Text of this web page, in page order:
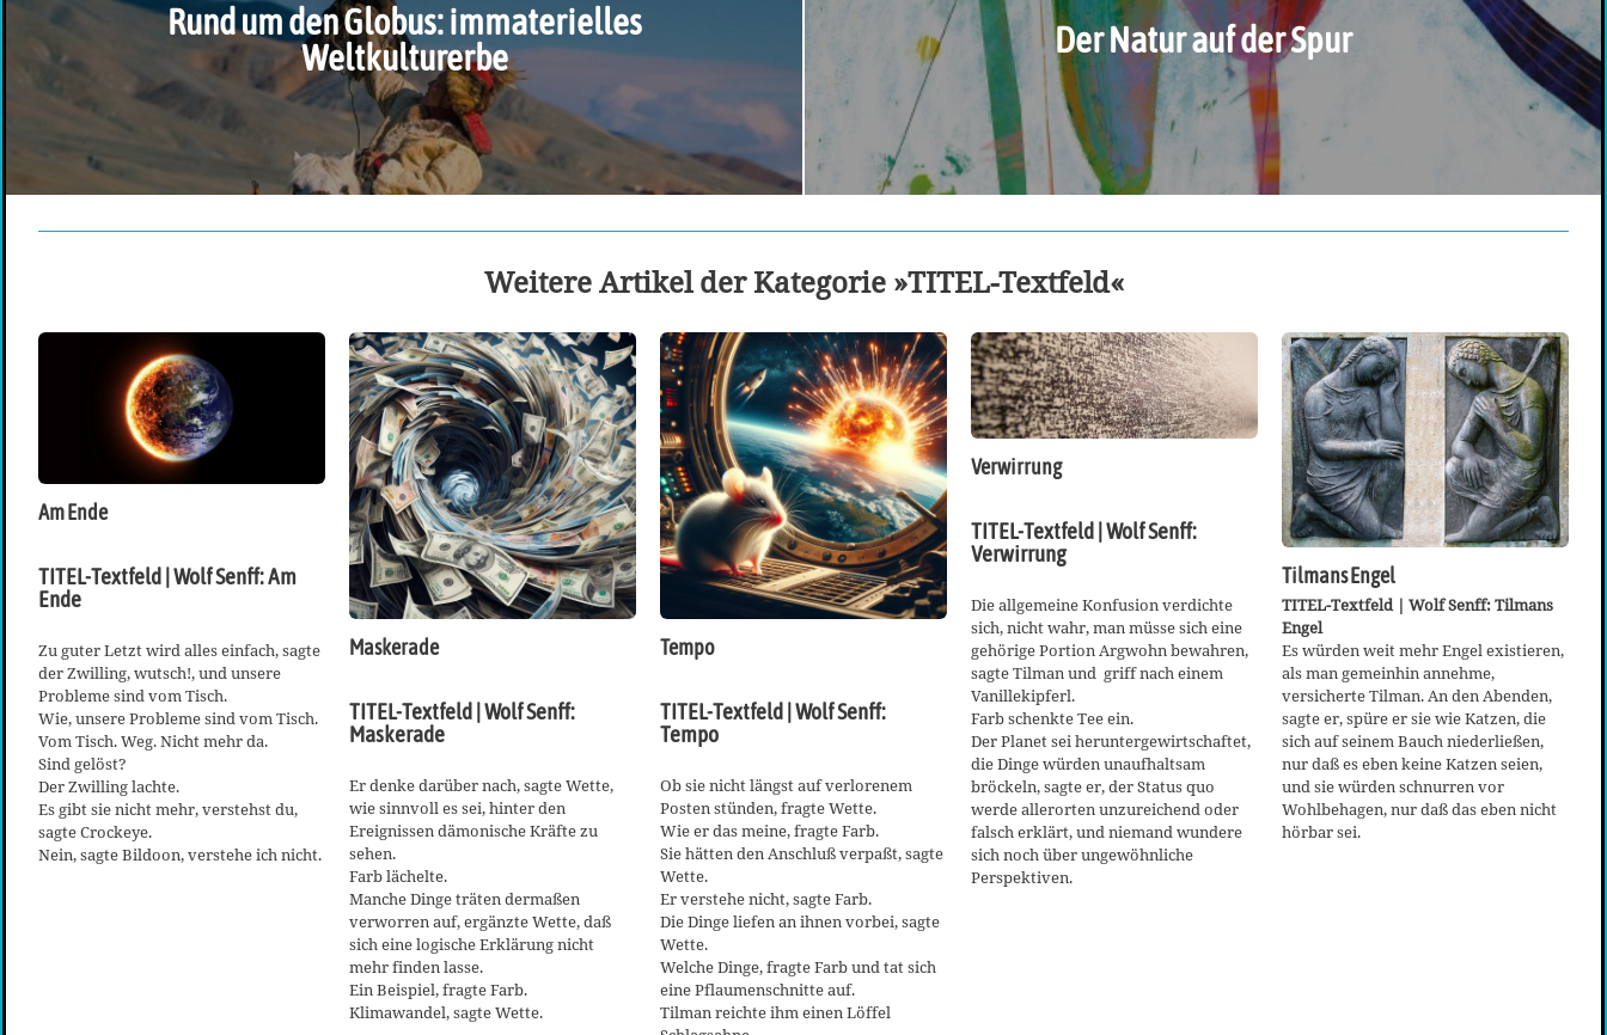
Rund um den Globus: immaterielles
Weltkulturerbe
Der Natur auf der Spur
Weitere Artikel der Kategorie »TITEL-Textfeld«
Am Ende
TITEL-Textfeld | Wolf Senff: Am
Ende
Zu guter Letzt wird alles einfach, sagte
der Zwilling, wutsch!, und unsere
Probleme sind vom Tisch.
Wie, unsere Probleme sind vom Tisch.
Vom Tisch. Weg. Nicht mehr da.
Sind gelöst?
Der Zwilling lachte.
Es gibt sie nicht mehr, verstehst du,
sagte Crockeye.
Nein, sagte Bildoon, verstehe ich nicht.
Maskerade
TITEL-Textfeld | Wolf Senff:
Maskerade
Er denke darüber nach, sagte Wette,
wie sinnvoll es sei, hinter den
Ereignissen dämonische Kräfte zu
sehen.
Farb lächelte.
Manche Dinge träten dermaßen
verworren auf, ergänzte Wette, daß
sich eine logische Erklärung nicht
mehr finden lasse.
Ein Beispiel, fragte Farb.
Klimawandel, sagte Wette.
Tempo
TITEL-Textfeld | Wolf Senff:
Tempo
Ob sie nicht längst auf verlorenem
Posten stünden, fragte Wette.
Wie er das meine, fragte Farb.
Sie hätten den Anschluß verpaßt, sagte
Wette.
Er verstehe nicht, sagte Farb.
Die Dinge liefen an ihnen vorbei, sagte
Wette.
Welche Dinge, fragte Farb und tat sich
eine Pflaumenschnitte auf.
Tilman reichte ihm einen Löffel
Verwirrung
TITEL-Textfeld | Wolf Senff:
Verwirrung
Die allgemeine Konfusion verdichte
sich, nicht wahr, man müsse sich eine
gehörige Portion Argwohn bewahren,
sagte Tilman und griff nach einem
Vanillekipferl.
Farb schenkte Tee ein.
Der Planet sei heruntergewirtschaftet,
die Dinge würden unaufhaltsam
bröckeln, sagte er, der Status quo
werde allerorten unzureichend oder
falsch erklärt, und niemand wundere
sich noch über ungewöhnliche
Perspektiven.
Tilmans Engel
TITEL-Textfeld | Wolf Senff: Tilmans
Engel
Es würden weit mehr Engel existieren,
als man gemeinhin annehme,
versicherte Tilman. An den Abenden,
sagte er, spüre er sie wie Katzen, die
sich auf seinem Bauch niederließen,
nur daß es eben keine Katzen seien,
und sie würden schnurren vor
Wohlbehagen, nur daß das eben nicht
hörbar sei.